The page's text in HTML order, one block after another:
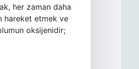
her zaman daha
hareket etmek ve
oksijenidir;